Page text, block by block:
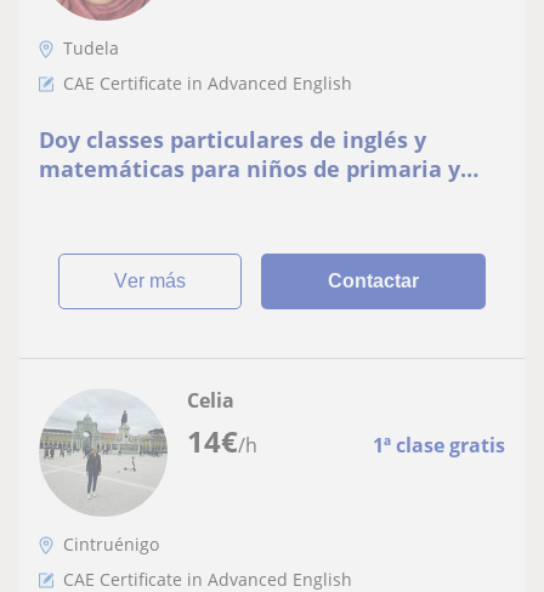
Tudela
CAE Certificate in Advanced English
Doy classes particulares de inglés y
matemáticas para niños de primaria y
ver más Contactar
14€/h 1ª clase gratis
Celia
Cintruénigo
CAE Certificate in Advanced English